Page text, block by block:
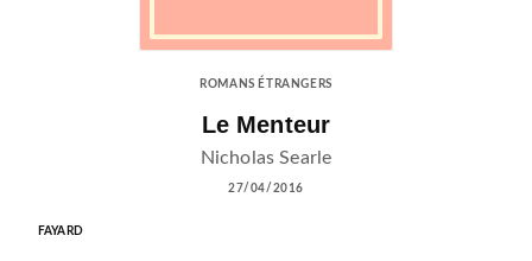
ROMANS ÉTRANGERS
Le Menteur
Nicholas Searle
27/04/2016
FAYARD